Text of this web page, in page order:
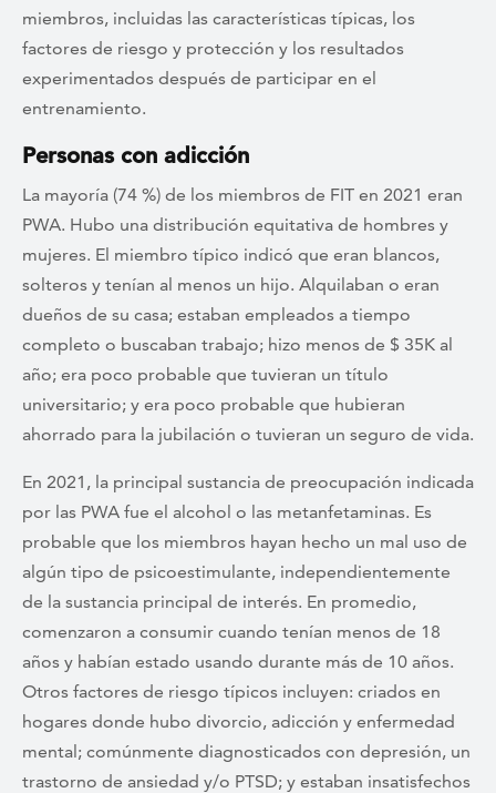
miembros, incluidas las características típicas, los
factores de riesgo y protección y los resultados
experimentados después de participar en el
entrenamiento.
Personas con adicción
La mayoría (74 %) de los miembros de FIT en 2021 eran
PWA. Hubo una distribución equitativa de hombres y
mujeres. El miembro típico indicó que eran blancos,
solteros y tenían al menos un hijo. Alquilaban o eran
dueños de su casa; estaban empleados a tiempo
completo o buscaban trabajo; hizo menos de $ 35K al
año; era poco probable que tuvieran un título
universitario; y era poco probable que hubieran
ahorrado para la jubilación o tuvieran un seguro de vida.
En 2021, la principal sustancia de preocupación indicada
por las PWA fue el alcohol o las metanfetaminas. Es
probable que los miembros hayan hecho un mal uso de
algún tipo de psicoestimulante, independientemente
de la sustancia principal de interés. En promedio,
comenzaron a consumir cuando tenían menos de 18
años y habían estado usando durante más de 10 años.
Otros factores de riesgo típicos incluyen: criados en
hogares donde hubo divorcio, adicción y enfermedad
mental; comúnmente diagnosticados con depresión, un
trastorno de ansiedad y/o PTSD; y estaban insatisfechos